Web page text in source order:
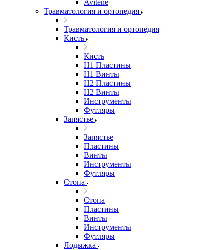
Avitene
Травматология и ортопедия
Травматология и ортопедия
Кисть
Кисть
H1 Пластины
H1 Винты
H2 Пластины
H2 Винты
Инструменты
Футляры
Запястье
Запястье
Пластины
Винты
Инструменты
Футляры
Стопа
Стопа
Пластины
Винты
Инструменты
Футляры
Лодыжка